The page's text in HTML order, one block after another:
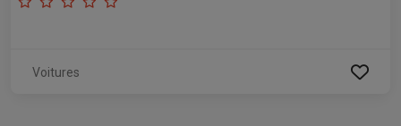
Voitures